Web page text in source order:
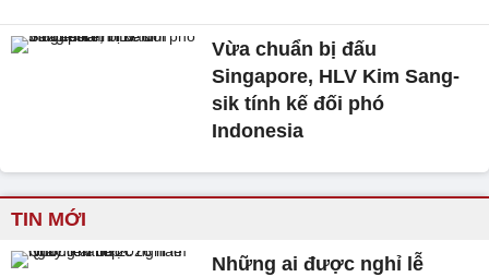
Vừa chuẩn bị đấu
Singapore, HLV Kim Sang-
sik tính kế đối phó
Indonesia
TIN MỚI
Những ai được nghỉ lễ